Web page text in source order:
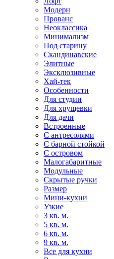
Модерн
Прованс
Неоклассика
Минимализм
Под старину
Скандинавские
Элитные
Эксклюзивные
Хай-тек
Особенности
Для студии
Для хрущевки
Для дачи
Встроенные
С антресолями
С барной стойкой
С островом
Малогабаритные
Модульные
Скрытые ручки
Размер
Мини-кухни
Узкие
3 кв. м.
5 кв. м.
6 кв. м.
9 кв. м.
Все для кухни